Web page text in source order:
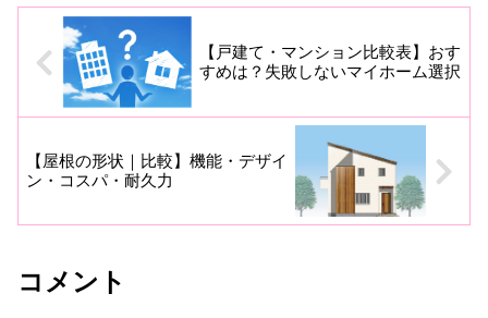
【戸建て・マンション比較表】おす
すめは？失敗しないマイホーム選択
【屋根の形状｜比較】機能・デザイ
ン・コスパ・耐久力
コメント